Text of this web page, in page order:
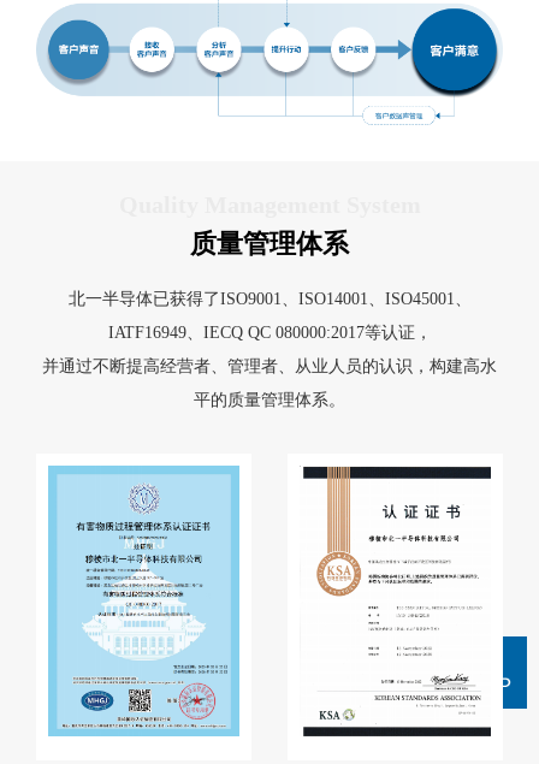
质量管理体系
北一半导体已获得了ISO9001、ISO14001、ISO45001、
IATF16949、IECQ QC 080000:2017等认证，
并通过不断提高经营者、管理者、从业人员的认识，构建高水
平的质量管理体系。